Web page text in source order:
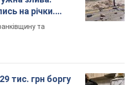
на річки.
та
тис. грн боргу